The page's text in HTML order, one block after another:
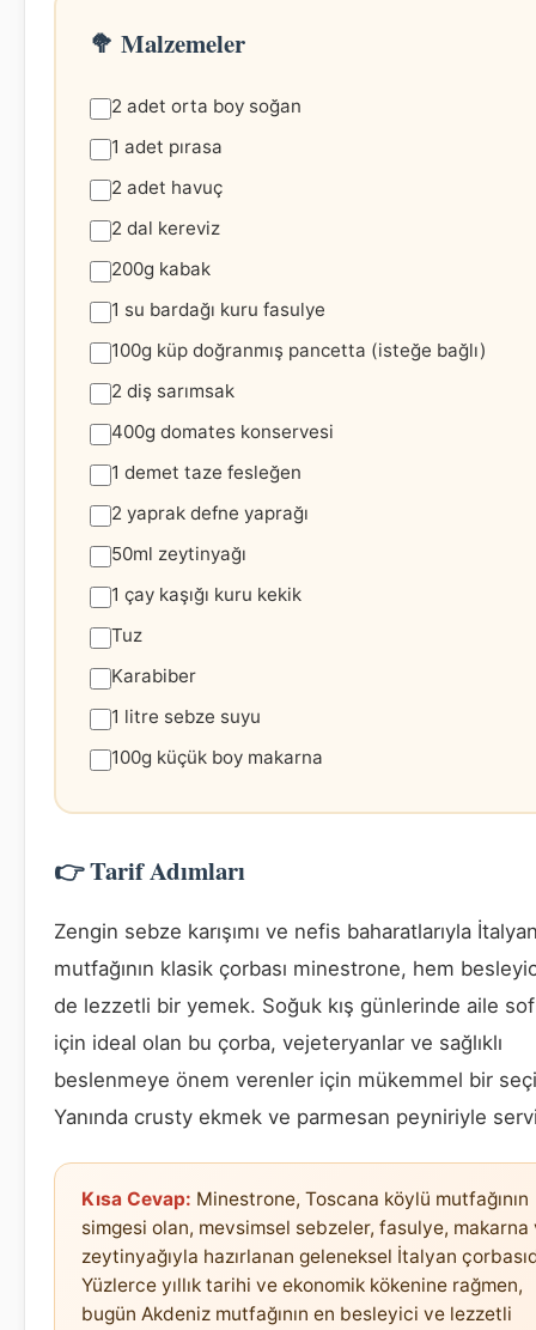
🥦 Malzemeler
2 adet orta boy soğan
1 adet pırasa
2 adet havuç
2 dal kereviz
200g kabak
1 su bardağı kuru fasulye
100g küp doğranmış pancetta (isteğe bağlı)
2 diş sarımsak
400g domates konservesi
1 demet taze fesleğen
2 yaprak defne yaprağı
50ml zeytinyağı
1 çay kaşığı kuru kekik
Tuz
Karabiber
1 litre sebze suyu
100g küçük boy makarna
👉 Tarif Adımları
Zengin sebze karışımı ve nefis baharatlarıyla
mutfağının klasik çorbası minestrone, hem
de lezzetli bir yemek. Soğuk kış günlerinde aile
için ideal olan bu çorba, vejeteryanlar ve sağlıklı
beslenmeye önem verenler için mükemmel bir
Yanında crusty ekmek ve parmesan peyniriyle
Kısa Cevap: Minestrone, Toscana köylü mutfağının
simgesi olan, mevsimsel sebzeler, fasulye, makarna
zeytinyağıyla hazırlanan geleneksel İtalyan
Yüzlerce yıllık tarihi ve ekonomik kökenine rağmen,
bugün Akdeniz mutfağının en besleyici ve lezzetli